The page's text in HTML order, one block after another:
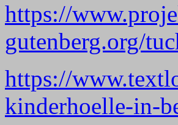
https://
gutenberg.org/
https://
kinderhoelle-in-